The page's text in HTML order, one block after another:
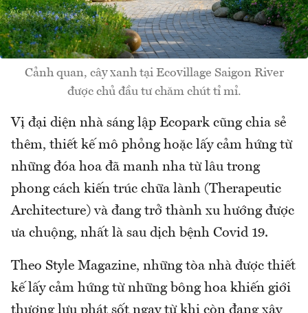
Cảnh quan, cây xanh tại Ecovillage Saigon River
được chủ đầu tư chăm chút tỉ mỉ.
Vị đại diện nhà sáng lập Ecopark cũng chia sẻ
thêm, thiết kế mô phỏng hoặc lấy cảm hứng từ
những đóa hoa đã manh nha từ lâu trong
phong cách kiến trúc chữa lành (Therapeutic
Architecture) và đang trở thành xu hướng được
ưa chuộng, nhất là sau dịch bệnh Covid 19.
Theo Style Magazine, những tòa nhà được thiết
kế lấy cảm hứng từ những bông hoa khiến giới